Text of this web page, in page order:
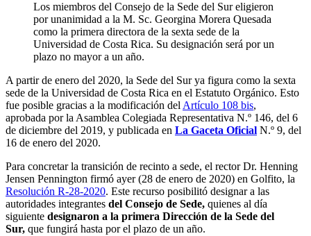
Los miembros del Consejo de la Sede del Sur eligieron
por unanimidad a la M. Sc. Georgina Morera Quesada
como la primera directora de la sexta sede de la
Universidad de Costa Rica. Su designación será por un
plazo no mayor a un año.
A partir de enero del 2020, la Sede del Sur ya figura como la sexta
sede de la Universidad de Costa Rica en el Estatuto Orgánico. Esto
fue posible gracias a la modificación delArtículo 108 bis,
aprobada por la Asamblea Colegiada Representativa N.º 146, del 6
de diciembre del 2019, y publicada en La Gaceta Oficial N.º 9, del
16 de enero del 2020.
Para concretar la transición de recinto a sede, el rector Dr. Henning
Jensen Pennington firmó ayer (28 de enero de 2020) en Golfito, la
Resolución R-28-2020. Este recurso posibilitó designar a las
autoridades integrantes del Consejo de Sede, quienes al día
siguiente designaron a la primera Dirección de la Sede del
Sur, que fungirá hasta por el plazo de un año.